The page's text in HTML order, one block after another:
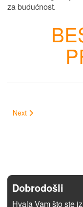
za budućnost.
Next
Dobrodošli
Hvala Vam što ste